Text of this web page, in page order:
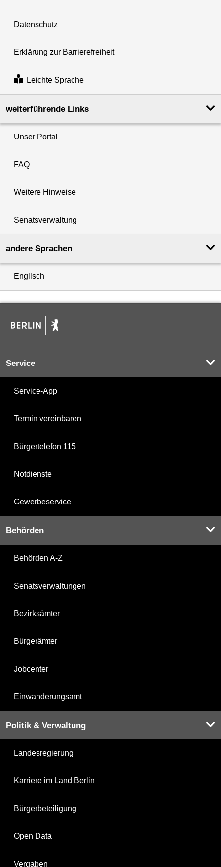
Datenschutz
Erklärung zur Barrierefreiheit
Leichte Sprache
weiterführende Links
Unser Portal
FAQ
Weitere Hinweise
Senatsverwaltung
andere Sprachen
Englisch
Service
Service-App
Termin vereinbaren
Bürgertelefon 115
Notdienste
Gewerbeservice
Behörden
Behörden A-Z
Senatsverwaltungen
Bezirksämter
Bürgerämter
Jobcenter
Einwanderungsamt
Politik & Verwaltung
Landesregierung
Karriere im Land Berlin
Bürgerbeteiligung
Open Data
Vergaben